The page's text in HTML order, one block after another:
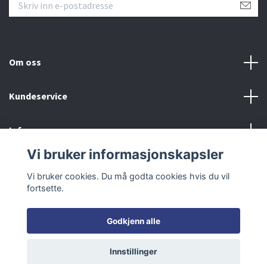
Om oss
Kundeservice
Info
© 2026 RCModeller
Vi bruker informasjonskapsler
Vi bruker cookies. Du må godta cookies hvis du vil
fortsette.
Godkjenn alle
Innstillinger